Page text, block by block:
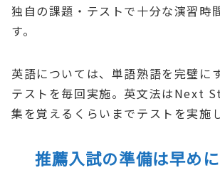
独自の課題・テストで十分な演習時
す。
英語については、単語熟語を完璧に
テストを毎回実施。英文法はNext
集を覚えるくらいまでテストを実施し
推薦入試の準備は早め